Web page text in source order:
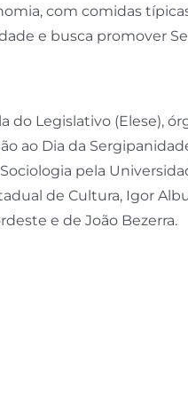
com comidas
e busca promover
do Legislativo (Elese),
ao Dia da
pela
de Cultura, Igor
e de João Bezerra.